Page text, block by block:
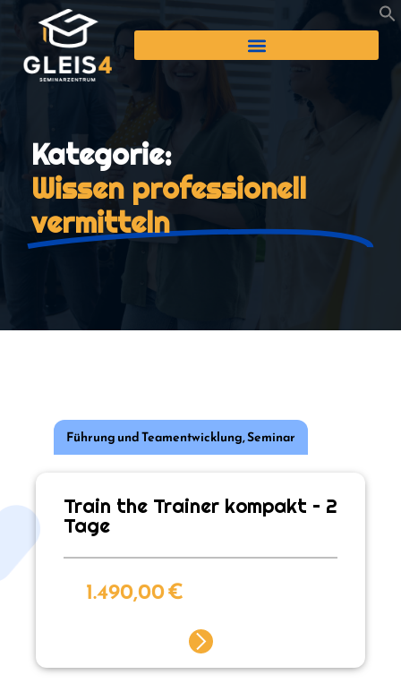
Kategorie:
Wissen professionell
vermitteln
Führung und Teamentwicklung,Seminar
Train the Trainer kompakt – 2
Tage
1.490,00€